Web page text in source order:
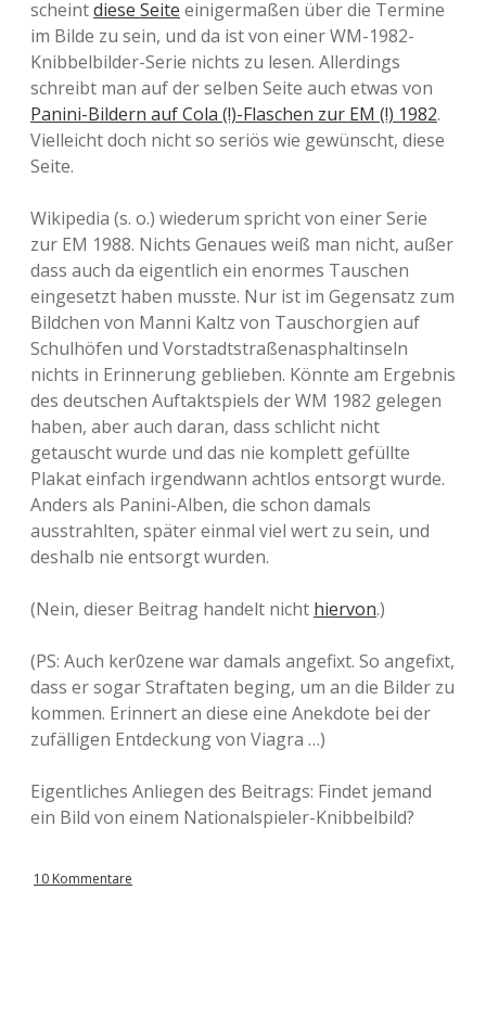
scheintdiese Seite einigermaßen über die Termine
im Bilde zu sein, und da ist von einer WM-1982-
Knibbelbilder-Serie nichts zu lesen. Allerdings
schreibt man auf der selben Seite auch etwas von
Panini-Bildern auf Cola (!)-Flaschen zur EM (!) 1982.
Vielleicht doch nicht so seriös wie gewünscht, diese
Seite.
Wikipedia (s. o.) wiederum spricht von einer Serie
zur EM 1988. Nichts Genaues weiß man nicht, außer
dass auch da eigentlich ein enormes Tauschen
eingesetzt haben musste. Nur ist im Gegensatz zum
Bildchen von Manni Kaltz von Tauschorgien auf
Schulhöfen und Vorstadtstraßenasphaltinseln
nichts in Erinnerung geblieben. Könnte am Ergebnis
des deutschen Auftaktspiels der WM 1982 gelegen
haben, aber auch daran, dass schlicht nicht
getauscht wurde und das nie komplett gefüllte
Plakat einfach irgendwann achtlos entsorgt wurde.
Anders als Panini-Alben, die schon damals
ausstrahlten, später einmal viel wert zu sein, und
deshalb nie entsorgt wurden.
(Nein, dieser Beitrag handelt nicht hiervon.)
(PS: Auch ker0zene war damals angefixt. So angefixt,
dass er sogar Straftaten beging, um an die Bilder zu
kommen. Erinnert an diese eine Anekdote bei der
zufälligen Entdeckung von Viagra …)
Eigentliches Anliegen des Beitrags: Findet jemand
ein Bild von einem Nationalspieler-Knibbelbild?
10 Kommentare